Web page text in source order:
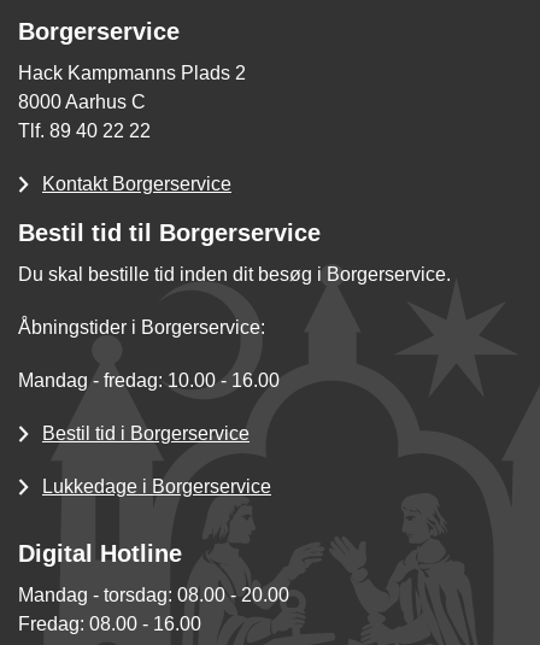
Borgerservice
Hack Kampmanns Plads 2
8000 Aarhus C
Tlf. 89 40 22 22
Kontakt Borgerservice
Bestil tid til Borgerservice
Du skal bestille tid inden dit besøg i Borgerservice.
Åbningstider i Borgerservice:
Mandag - fredag: 10.00 - 16.00
Bestil tid i Borgerservice
Lukkedage i Borgerservice
Digital Hotline
Mandag - torsdag: 08.00 - 20.00
Fredag: 08.00 - 16.00